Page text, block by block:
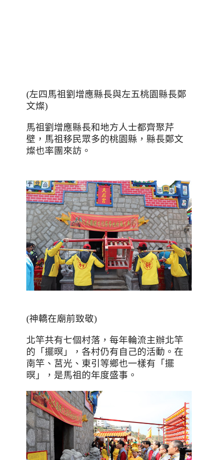
(左四馬祖劉增應縣長與左五桃園縣長鄭
文燦)
馬祖劉增應縣長和地方人士都齊聚芹
壁，馬祖移民眾多的桃園縣，縣長鄭文
燦也率團來訪。
(神轎在廟前致敬)
北竿共有七個村落，每年輪流主辦北竿
的「擺暝」，各村仍有自己的活動。在
南竿、莒光、東引等鄉也一樣有「擺
暝」，是馬祖的年度盛事。